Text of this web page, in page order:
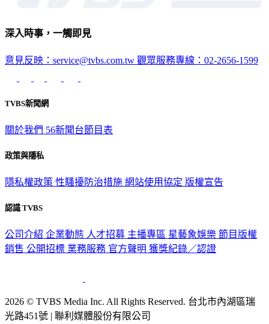
深入時事，一觸即見
意見反映：service@tvbs.com.tw 觀眾服務專線：02-2656-1599
TVBS新聞網
關於我們 56新聞台節目表
政策與隱私
隱私權政策 性騷擾防治措施 網站使用協定 版權宣告
認識 TVBS
公司介紹 企業動態 人才招募 主播專區 星藝象娛樂 節目版權
銷售 公開招標 業務服務 官方聲明 獲獎紀錄／認證
2026 © TVBS Media Inc. All Rights Reserved. 台北市內湖區瑞
光路451號 | 聯利媒體股份有限公司